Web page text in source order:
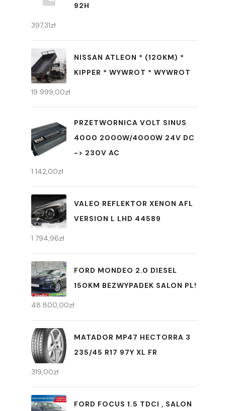
92H
397,31zł
NISSAN ATLEON * (120KM) *
KIPPER * WYWROT * WYWROT
19 999,00zł
PRZETWORNICA VOLT SINUS
4000 2000W/4000W 24V DC
-> 230V AC
1 142,00zł
VALEO REFLEKTOR XENON AFL
VERSION L LHD 44589
1 794,96zł
FORD MONDEO 2.0 DIESEL
150KM BEZWYPADEK SALON PL!
48 800,00zł
MATADOR MP47 HECTORRA 3
235/45 R17 97Y XL FR
319,00zł
FORD FOCUS 1.5 TDCI , SALON